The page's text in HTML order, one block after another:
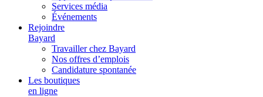
Services média
Événements
Rejoindre
Bayard
Travailler chez Bayard
Nos offres d’emplois
Candidature spontanée
Les boutiques
en ligne